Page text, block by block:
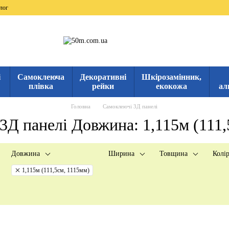
Самоклеюча
плівка
Декоративні
рейки
Шкірозамінник,
екокожа
Головна Самоклеючі 3Д панелі
панелі Довжина: 1,115м
Довжина
1,115м (111,5см, 1115мм)
Ширина Товщина Колір